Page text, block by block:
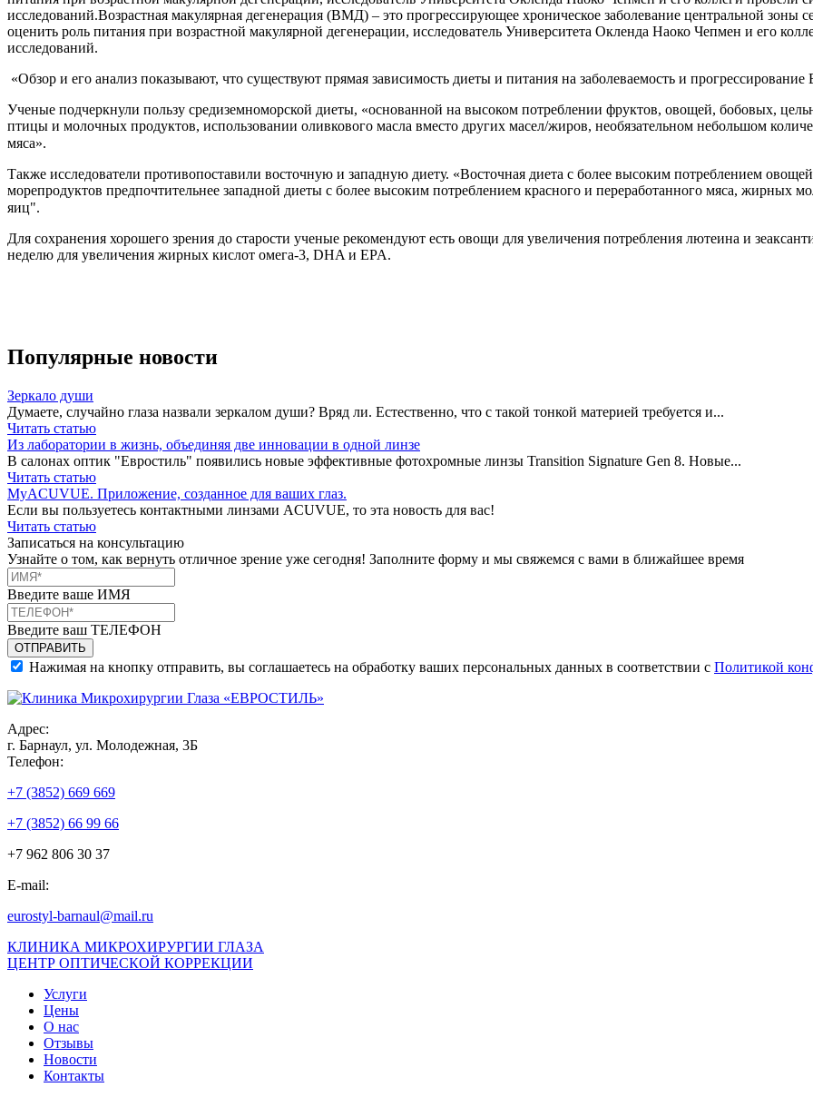
исследований.Возрастная макулярная дегенерация (ВМД) – это прогрессирующее хроническое заболевание центральной
оценить роль питания при возрастной макулярной дегенерации, исследователь Университета Окленда Наоко Чепмен и его
исследований.
«Обзор и его анализ показывают, что существуют прямая зависимость диеты и питания на заболеваемость и
Ученые подчеркнули пользу средиземноморской диеты, «основанной на высоком потреблении фруктов, овощей, бобовых,
птицы и молочных продуктов, использовании оливкового масла вместо других масел/жиров, необязательном небольшом
мяса».⠀⠀⠀⠀⠀⠀
Также исследователи противопоставили восточную и западную диету. «Восточная диета с более высоким потреблением
морепродуктов предпочтительнее западной диеты с более высоким потреблением красного и переработанного мяса, жирных
яиц".⠀⠀⠀⠀⠀
Для сохранения хорошего зрения до старости ученые рекомендуют есть овощи для увеличения потребления лютеина и
неделю для увеличения жирных кислот омега-3, DHA и EPA.
Популярные новости
Зеркало души
Думаете, случайно глаза назвали зеркалом души? Вряд ли. Естественно, что с такой тонкой материей требуется и...
Читать статью
Из лаборатории в жизнь, объединяя две инновации в одной линзе
В салонах оптик "Евростиль" появились новые эффективные фотохромные линзы Transition Signature Gen 8. Новые...
Читать статью
MyACUVUE. Приложение, созданное для ваших глаз.
Если вы пользуетесь контактными линзами ACUVUE, то эта новость для вас!
Читать статью
Записаться на консультацию
Узнайте о том, как вернуть отличное зрение уже сегодня! Заполните форму и мы свяжемся с вами в ближайшее время
Введите ваше ИМЯ
Введите ваш ТЕЛЕФОН
Нажимая на кнопку отправить, вы соглашаетесь на обработку ваших персональных данных в соответствии с Политикой
Адрес:
г. Барнаул, ул. Молодежная, 3Б
Телефон:
+7 (3852) 669 669
+7 (3852) 66 99 66
+7 962 806 30 37
E-mail:
eurostyl-barnaul@mail.ru
КЛИНИКА МИКРОХИРУРГИИ ГЛАЗА
ЦЕНТР ОПТИЧЕСКОЙ КОРРЕКЦИИ
Услуги
Цены
О нас
Отзывы
Новости
Контакты